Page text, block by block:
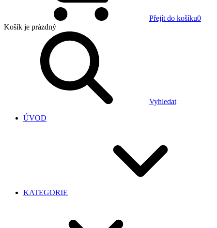
Přejít do košíku0
Košík je prázdný
Vyhledat
ÚVOD
KATEGORIE